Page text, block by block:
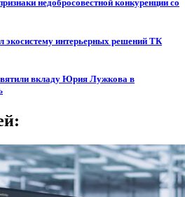
недобросовестной конкуренции со
интерьерных решений ТК
вкладу Юрия Лужкова в